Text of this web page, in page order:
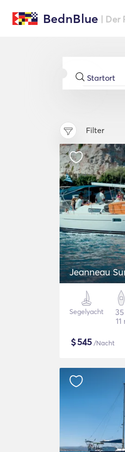
BednBlue |
Filter
Jeanneau
Segelyacht
11
$545 /Nacht